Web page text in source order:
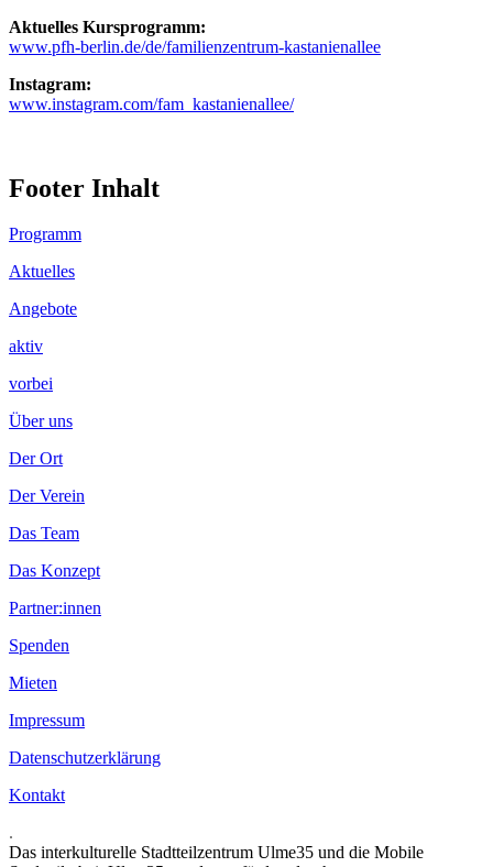
Aktuelles Kursprogramm:
www.pfh-berlin.de/de/familienzentrum-kastanienallee
Instagram:
www.instagram.com/fam_kastanienallee/
Footer Inhalt
Programm
Aktuelles
Angebote
aktiv
vorbei
Über uns
Der Ort
Der Verein
Das Team
Das Konzept
Partner:innen
Spenden
Mieten
Impressum
Datenschutzerklärung
Kontakt
.
Das interkulturelle Stadtteilzentrum Ulme35 und die Mobile